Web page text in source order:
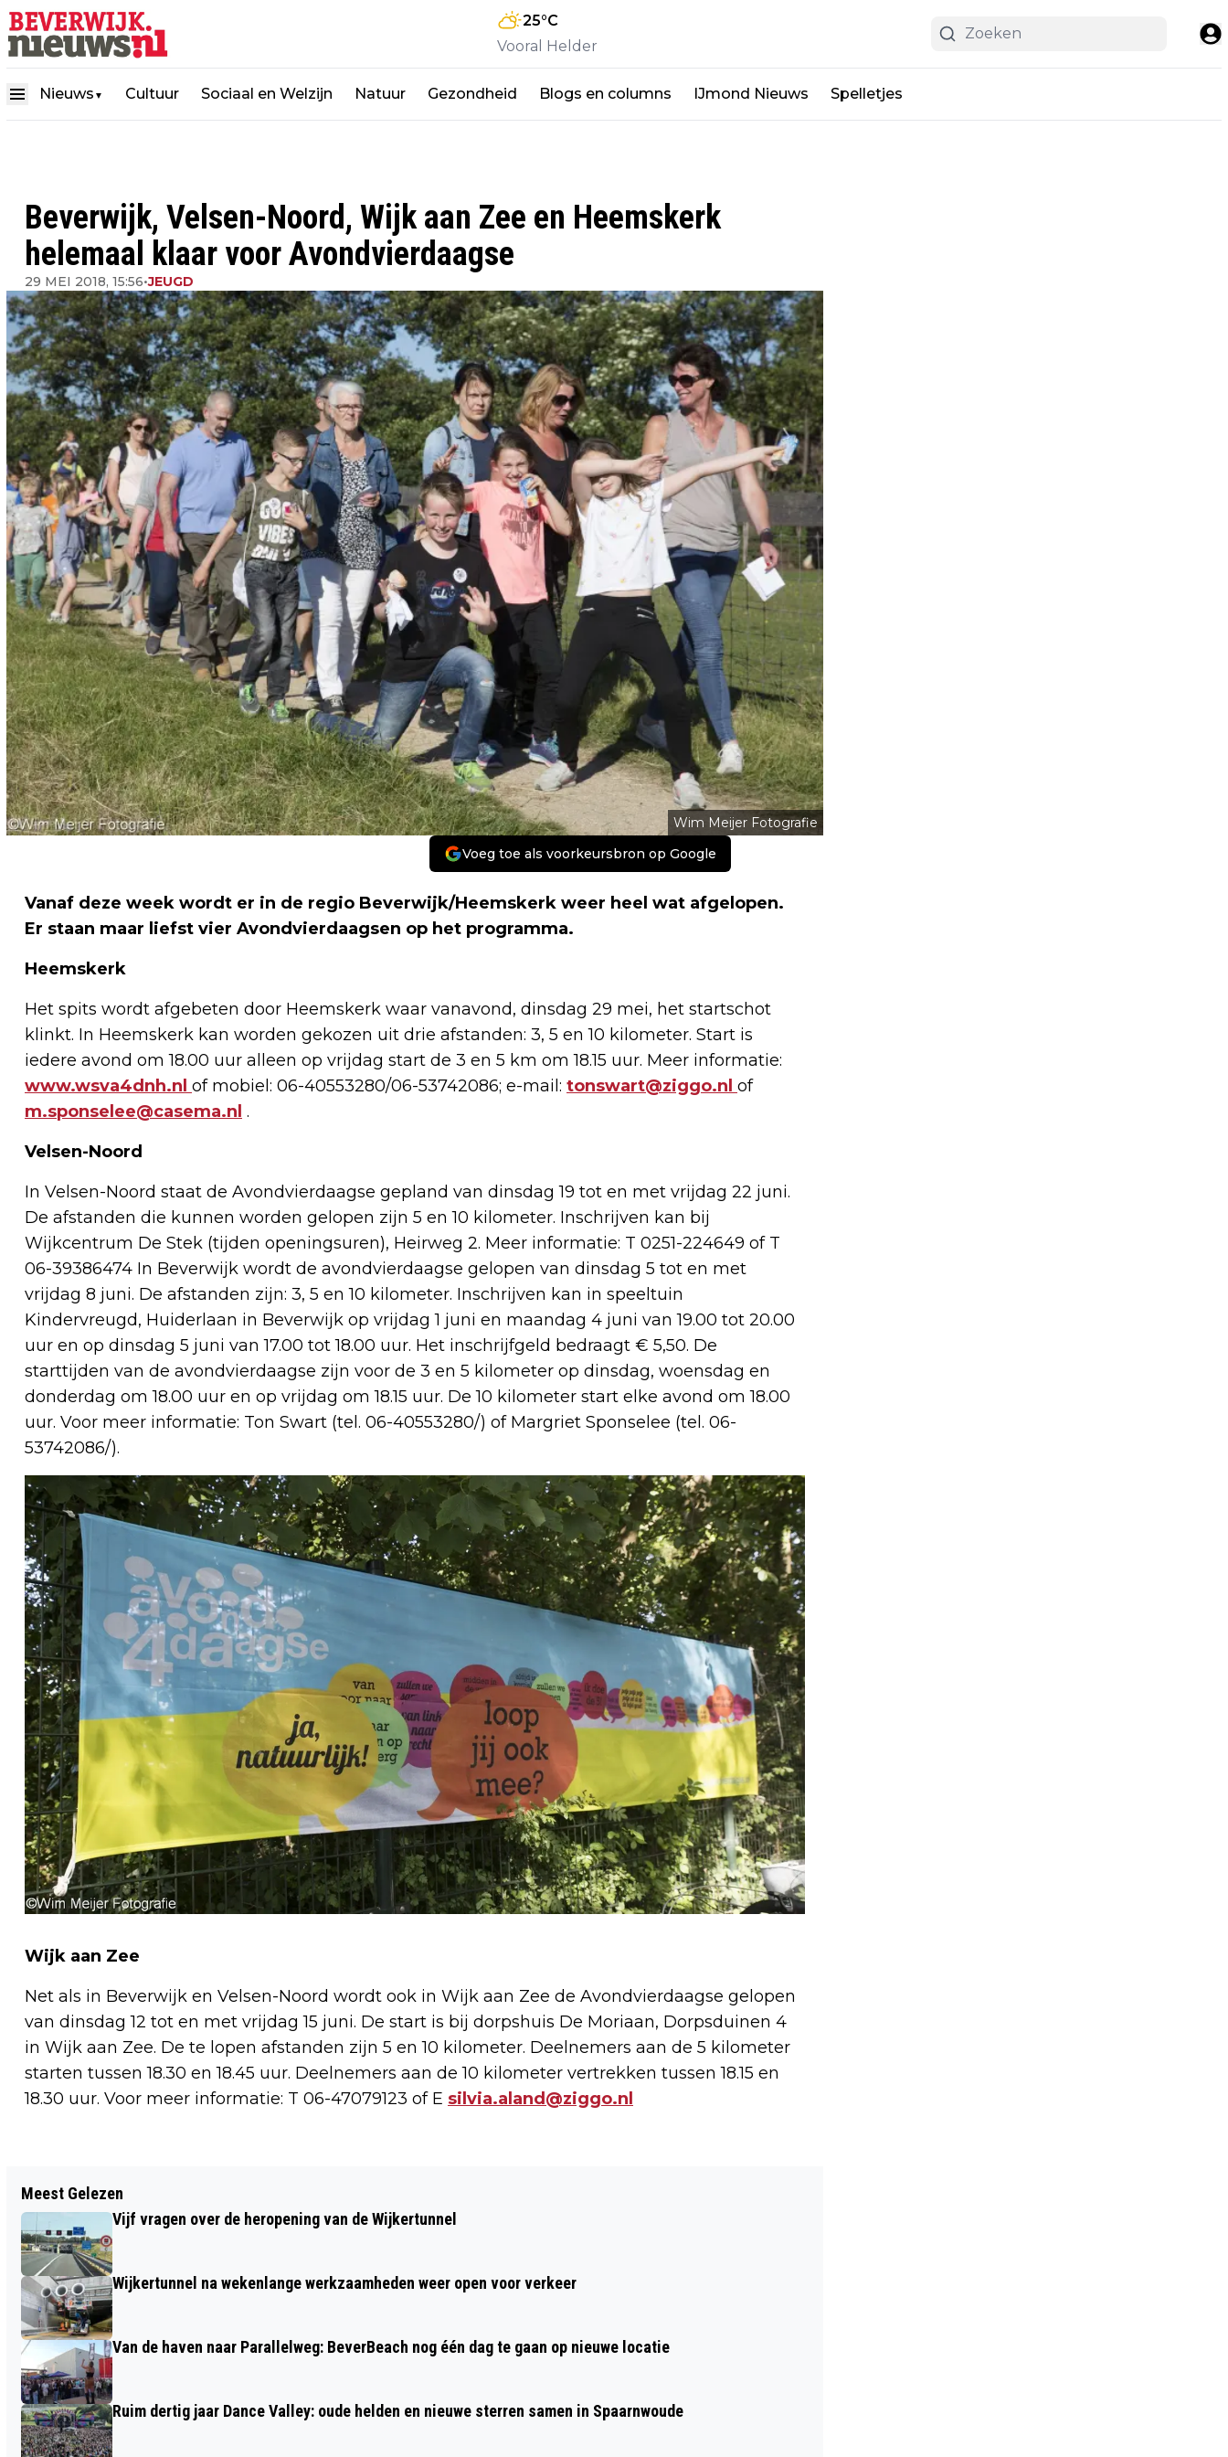
25°C
Vooral Helder
Nieuws ▼ Cultuur Sociaal en Welzijn Natuur Gezondheid Blogs en columns IJmond Nieuws Spelletjes
Beverwijk, Velsen-Noord, Wijk aan Zee en Heemskerk
helemaal klaar voor Avondvierdaagse
29 MEI 2018, 15:56•JEUGD
Wim Meijer Fotografie
Voeg toe als voorkeursbron op Google
Vanaf deze week wordt er in de regio Beverwijk/Heemskerk weer heel wat afgelopen.
Er staan maar liefst vier Avondvierdaagsen op het programma.
Heemskerk
Het spits wordt afgebeten door Heemskerk waar vanavond, dinsdag 29 mei, het startschot
klinkt. In Heemskerk kan worden gekozen uit drie afstanden: 3, 5 en 10 kilometer. Start is
iedere avond om 18.00 uur alleen op vrijdag start de 3 en 5 km om 18.15 uur. Meer informatie:
www.wsva4dnh.nl of mobiel: 06-40553280/06-53742086; e-mail: tonswart@ziggo.nl of
m.sponselee@casema.nl .
Velsen-Noord
In Velsen-Noord staat de Avondvierdaagse gepland van dinsdag 19 tot en met vrijdag 22 juni.
De afstanden die kunnen worden gelopen zijn 5 en 10 kilometer. Inschrijven kan bij
Wijkcentrum De Stek (tijden openingsuren), Heirweg 2. Meer informatie: T 0251-224649 of T
06-39386474 In Beverwijk wordt de avondvierdaagse gelopen van dinsdag 5 tot en met
vrijdag 8 juni. De afstanden zijn: 3, 5 en 10 kilometer. Inschrijven kan in speeltuin
Kindervreugd, Huiderlaan in Beverwijk op vrijdag 1 juni en maandag 4 juni van 19.00 tot 20.00
uur en op dinsdag 5 juni van 17.00 tot 18.00 uur. Het inschrijfgeld bedraagt € 5,50. De
starttijden van de avondvierdaagse zijn voor de 3 en 5 kilometer op dinsdag, woensdag en
donderdag om 18.00 uur en op vrijdag om 18.15 uur. De 10 kilometer start elke avond om 18.00
uur. Voor meer informatie: Ton Swart (tel. 06-40553280/) of Margriet Sponselee (tel. 06-
53742086/).
Wijk aan Zee
Net als in Beverwijk en Velsen-Noord wordt ook in Wijk aan Zee de Avondvierdaagse gelopen
van dinsdag 12 tot en met vrijdag 15 juni. De start is bij dorpshuis De Moriaan, Dorpsduinen 4
in Wijk aan Zee. De te lopen afstanden zijn 5 en 10 kilometer. Deelnemers aan de 5 kilometer
starten tussen 18.30 en 18.45 uur. Deelnemers aan de 10 kilometer vertrekken tussen 18.15 en
18.30 uur. Voor meer informatie: T 06-47079123 of E silvia.aland@ziggo.nl
VRIJWILLIGERSDAG TATA STEEL BIJ
STICHTING WELZIJN BEVERWIJK
MAAR TOCH ALLEEN
Meest Gelezen
Vijf vragen over de heropening van de Wijkertunnel
Wijkertunnel na wekenlange werkzaamheden weer open voor verkeer
Van de haven naar Parallelweg: BeverBeach nog één dag te gaan op nieuwe locatie
Ruim dertig jaar Dance Valley: oude helden en nieuwe sterren samen in Spaarnwoude